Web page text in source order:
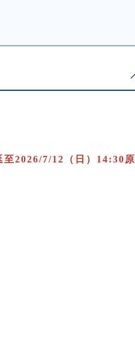
至2026/7/12（日）14:30原